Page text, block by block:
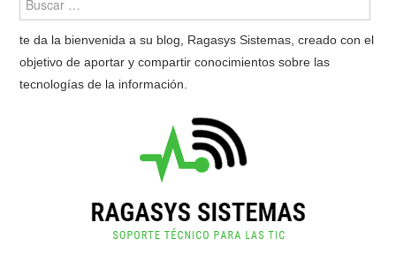
te da la bienvenida a su blog, Ragasys Sistemas, creado con el
objetivo de aportar y compartir conocimientos sobre las
tecnologías de la información.